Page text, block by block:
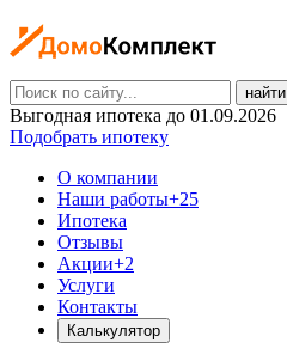
найти
Выгодная ипотека до 01.09.2026
Подобрать ипотеку
О компании
Наши работы+25
Ипотека
Отзывы
Акции+2
Услуги
Контакты
Калькулятор